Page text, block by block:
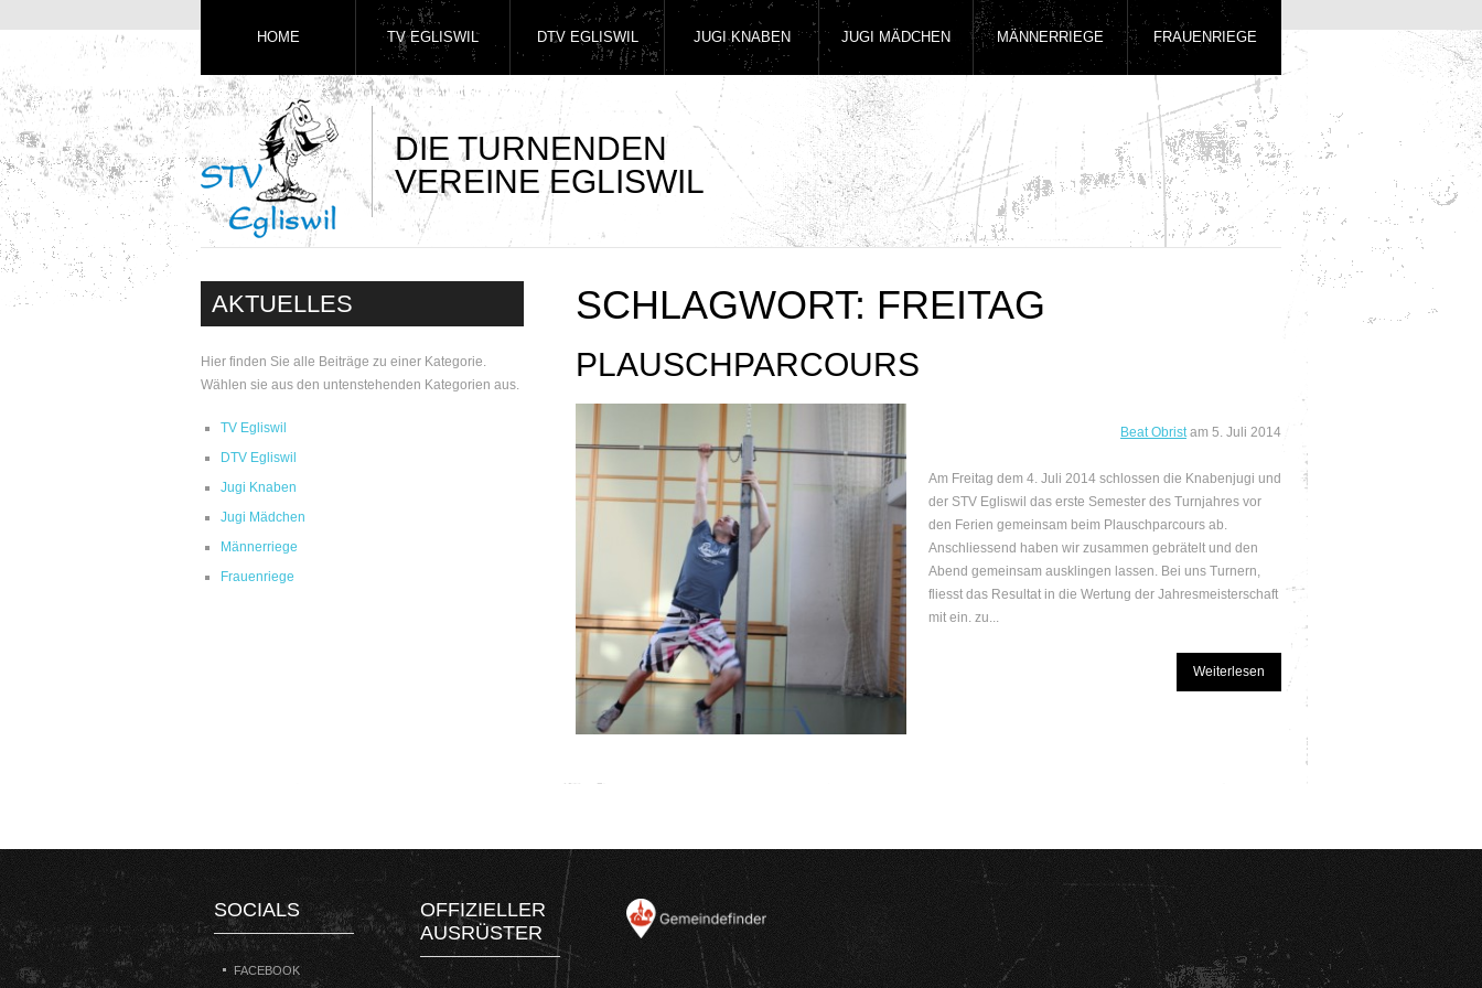
DIE TURNENDEN
VEREINE EGLISWIL
HOME TV EGLISWIL DTV EGLISWIL JUGI KNABEN JUGI MÄDCHEN MÄNNERRIEGE FRAUENRIEGE
AKTUELLES
Hier finden Sie alle Beiträge zu einer Kategorie.
Wählen sie aus den untenstehenden Kategorien aus.
TV Egliswil
DTV Egliswil
Jugi Knaben
Jugi Mädchen
Männerriege
Frauenriege
SCHLAGWORT: FREITAG
PLAUSCHPARCOURS
Beat Obristam 5. Juli 2014
Am Freitag dem 4. Juli 2014 schlossen die Knabenjugi und
der STV Egliswil das erste Semester des Turnjahres vor
den Ferien gemeinsam beim Plauschparcours ab.
Anschliessend haben wir zusammen gebrätelt und den
Abend gemeinsam ausklingen lassen. Bei uns Turnern,
fliesst das Resultat in die Wertung der Jahresmeisterschaft
mit ein. zu...
Weiterlesen
SOCIALS
FACEBOOK
OFFIZIELLER
AUSRÜSTER